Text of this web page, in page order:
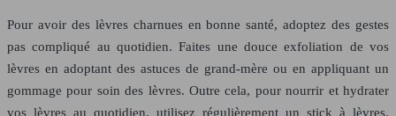
Pour avoir des lèvres charnues en bonne santé, adoptez des gestes
pas compliqué au quotidien. Faites une douce exfoliation de vos
lèvres en adoptant des astuces de grand-mère ou en appliquant un
gommage pour soin des lèvres. Outre cela, pour nourrir et hydrater
vos lèvres au quotidien, utilisez régulièrement un stick à lèvres.